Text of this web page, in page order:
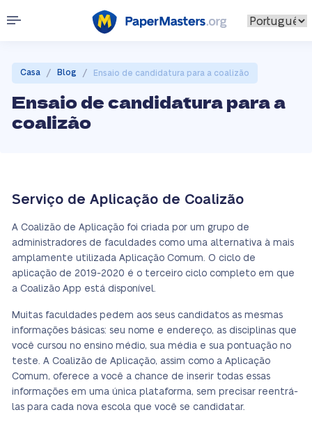
Casa / Blog / Ensaio de candidatura para a coalizão
Ensaio de candidatura para a
coalizão
Serviço de Aplicação de Coalizão
A Coalizão de Aplicação foi criada por um grupo de
administradores de faculdades como uma alternativa à mais
amplamente utilizada Aplicação Comum. O ciclo de
aplicação de 2019-2020 é o terceiro ciclo completo em que
a Coalizão App está disponível.
Muitas faculdades pedem aos seus candidatos as mesmas
informações básicas: seu nome e endereço, as disciplinas que
você cursou no ensino médio, sua média e sua pontuação no
teste. A Coalizão de Aplicação, assim como a Aplicação
Comum, oferece a você a chance de inserir todas essas
informações em uma única plataforma, sem precisar reentrá-
las para cada nova escola que você se candidatar.